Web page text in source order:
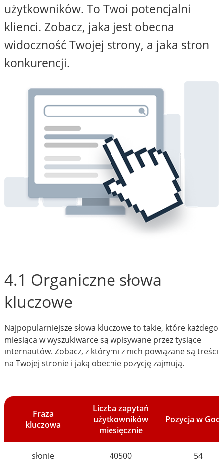
użytkowników. To Twoi potencjalni
klienci. Zobacz, jaka jest obecna
widoczność Twojej strony, a jaka stron
konkurencji.
4.1 Organiczne słowa
kluczowe
Najpopularniejsze słowa kluczowe to takie, które każdego
miesiąca w wyszukiwarce są wpisywane przez tysiące
internautów. Zobacz, z którymi z nich powiązane są treści
na Twojej stronie i jaką obecnie pozycję zajmują.
Fraza
kluczowa
Liczba zapytań
użytkowników
miesięcznie
Pozycja w
słonie 40500 54